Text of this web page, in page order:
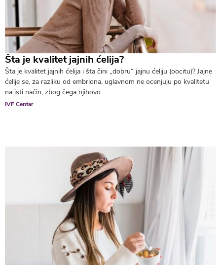
Šta je kvalitet jajnih ćelija?
Šta je kvalitet jajnih ćelija i šta čini „dobru“ jajnu ćeliju (oocitu)? Jajne
ćelije se, za razliku od embriona, uglavnom ne ocenjuju po kvalitetu
na isti način, zbog čega njihovo...
IVF Centar